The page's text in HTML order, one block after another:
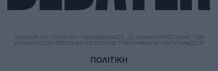
DEBATER.GR / ΠΟΛΙΤΙΚΗ / ΘΕΟΔΩΡΙΚΆΚΟΣ: ΣΕ ΘΈΜΑΤΑ ΠΡΟΣΤΑΣΊΑΣ ΤΩΝ
ΚΑΤΑΝΑΛΩΤΏΝ ΠΡΈΠΕΙ ΝΑ ΥΠΕΡΒΟΎΜΕ ΤΗΝ ΚΟΜΜΑΤΙΚΉ ΑΝΤΙΠΑΡΆΘΕΣΗ
ΠΟΛΙΤΙΚΗ